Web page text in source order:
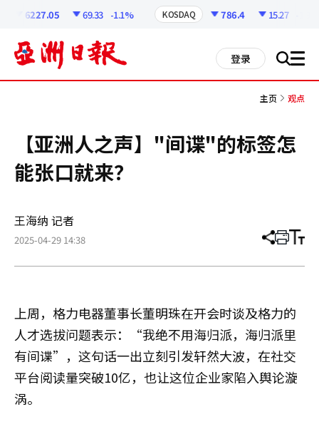
6227.05 69.33 -1.1% KOSDAQ 786.4 15.27
登录 搜 all
主页 观点
【亚洲人之声】"间谍"的标签怎
能张口就来？
王海纳 记者
2025-04-29 14:38 分
章
打 调
小
上周，格力电器董事长董明珠在开会时谈及格力的
人才选拔问题表示：“我绝不用海归派，海归派里
有间谍”，这句话一出立刻引发轩然大波，在社交
平台阅读量突破10亿，也让这位企业家陷入舆论漩
涡。